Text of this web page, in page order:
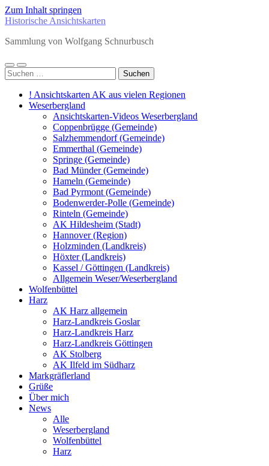
Zum Inhalt springen
Historische Ansichtskarten
Sammlung von Wolfgang Schnurbusch
Mobile-
Menü
Suchfeld
ein-/ausblenden
Suchen
nach:
! Ansichtskarten AK aus vielen Regionen
Weserbergland
Ansichtskarten-Videos Weserbergland
Coppenbrügge (Gemeinde)
Salzhemmendorf (Gemeinde)
Emmerthal (Gemeinde)
Springe (Gemeinde)
Bad Münder (Gemeinde)
Hameln (Gemeinde)
Bad Pyrmont (Gemeinde)
Bodenwerder-Polle (Gemeinde)
Rinteln (Gemeinde)
AK Hildesheim (Stadt)
Hannover (Region)
Holzminden (Landkreis)
Höxter (Landkreis)
Kassel / Göttingen (Landkreis)
Allgemein Weser/Weserbergland
Wolfenbüttel
Harz
AK Harz allgemein
Harz-Landkreis Goslar
Harz-Landkreis Harz
Harz-Landkreis Göttingen
AK Stolberg
AK Ilfeld im Südharz
Markgräflerland
Grüße
Über mich
News
Alle
Weserbergland
Wolfenbüttel
Harz